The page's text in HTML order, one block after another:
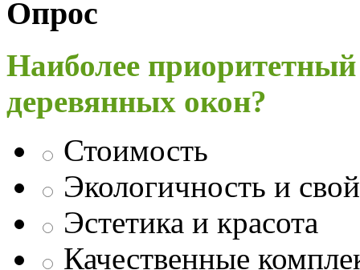
Опрос
Наиболее
деревянных окон?
Стоимость
Экологичность и
Эстетика и красота
Качественные